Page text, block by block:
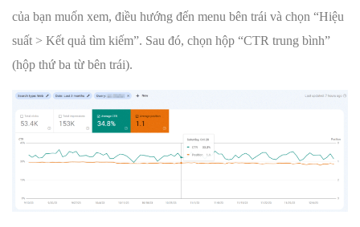
của bạn muốn xem, điều hướng đến menu bên trái và chọn “Hiệu
suất > Kết quả tìm kiếm”. Sau đó, chọn hộp “CTR trung bình”
(hộp thứ ba từ bên trái).